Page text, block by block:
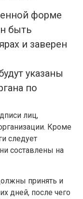
форме
быть
и заверен
указаны
по
лиц,
Кроме
следует
составлены на
принять и
дней, после чего